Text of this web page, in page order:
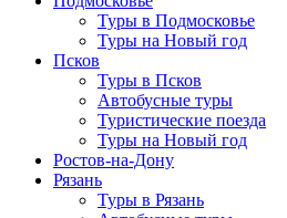
Туры в Подмосковье
Туры на Новый год
Псков
Туры в Псков
Автобусные туры
Туристические поезда
Туры на Новый год
Ростов-на-Дону
Рязань
Туры в Рязань